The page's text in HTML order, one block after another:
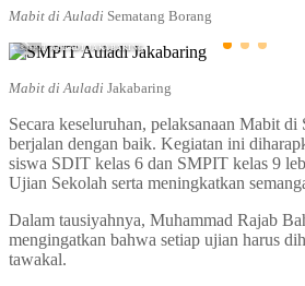
Mabit di Auladi Sematang Borang
SMPIT AULADI JAKABARING
Mabit di Auladi Jakabaring
Secara keseluruhan, pelaksanaan Mabit
berjalan dengan baik. Kegiatan ini
siswa SDIT kelas 6 dan SMPIT kelas 9
Ujian Sekolah serta meningkatkan
Dalam tausiyahnya, Muhammad Rajab
mengingatkan bahwa setiap ujian harus
tawakal.